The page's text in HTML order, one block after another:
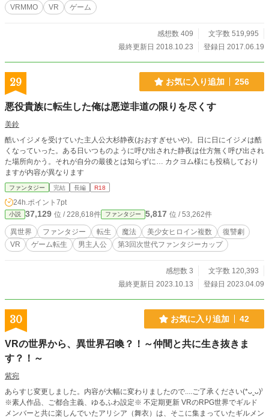
VRMMO VR ゲーム
感想数 409
文字数 519,995
最終更新日 2018.10.23
登録日 2017.06.19
29 お気に入り追加 256
悪役貴族に転生した俺は悪逆非道の限りを尽くす
美鈴
酷いイジメを受けていた主人公大杉静夜(おおすぎせいや)。日に日にイジメは酷
くなっていった。ある日いつものように呼び出された静夜は仕方無く呼び出され
た場所向かう。それが自分の最後とは知らずに… カクヨム様にも投稿しており
ますが内容が異なります
ファンタジー 完結 長編 R18
24h.ポイント 7pt
小説 37,129 位 / 228,618件 ファンタジー 5,817 位 / 53,262件
異世界 ファンタジー 転生 魔法 美少女ヒロイン複数
復讐劇
VR
ゲーム転生 男主人公 第3回次世代ファンタジーカップ
感想数 3
文字数 120,393
最終更新日 2023.10.13
登録日 2023.04.09
30 お気に入り追加 42
VRの世界から、異世界召喚？！～仲間と共に生き抜きま
す？！～
紫宛
あらすじ変更しました。内容が大幅に変わりましたので....ご了承ください(*ᴗˬᴗ)⁾
※素人作品、ご都合主義、ゆるふわ設定※ 不定期更新 VRのRPG世界でギルド
メンバーと共に楽しんでいたアリシア（舞衣）は、そこに集まっていたギルメン